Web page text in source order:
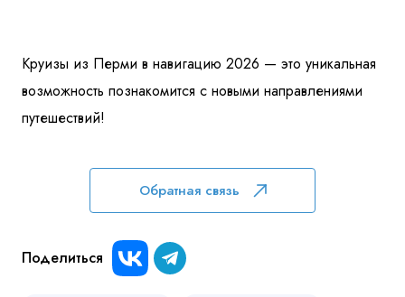
Круизы из Перми в навигацию 2026 — это уникальная
возможность познакомится с новыми направлениями
путешествий!
Обратная связь
Поделиться